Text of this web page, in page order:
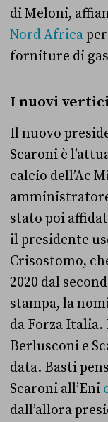
di Meloni,
Nord Africa
forniture di
I nuovi
Il nuovo
Scaroni è
calcio dell’Ac
stato poi
il presidente
Crisostomo,
2020 dal
stampa, la
da Forza
Berlusconi e
data. Basti
Scaroni all’Eni
dall’allora